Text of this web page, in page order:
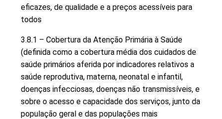
eficazes, de qualidade e a preços acessíveis para
todos
3.8.1 – Cobertura da Atenção Primária à Saúde
(definida como a cobertura média dos cuidados de
saúde primários aferida por indicadores relativos a
saúde reprodutiva, materna, neonatal e infantil,
doenças infecciosas, doenças não transmissíveis, e
sobre o acesso e capacidade dos serviços, junto da
população geral e das populações mais